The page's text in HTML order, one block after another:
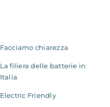
Facciamo chiarezza
La filiera delle batterie in
Italia
Electric Friendly